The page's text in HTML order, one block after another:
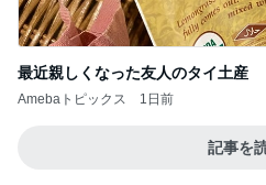
最近親しくなった友人のタイ土産
Amebaトピックス 1日前
記事を